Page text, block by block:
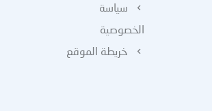
سياسة
الخصوصية
خريطة الموقع